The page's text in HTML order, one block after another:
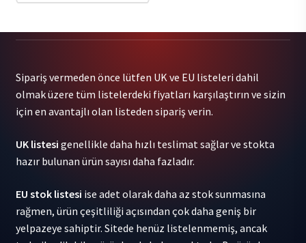
1LP
adet
Sipariş vermeden önce lütfen UK ve EU listeleri dahil
olmak üzere tüm listelerdeki fiyatları karşılaştırın ve sizin
için en avantajlı olan listeden sipariş verin.
UK listesi genellikle daha hızlı teslimat sağlar ve stokta
hazır bulunan ürün sayısı daha fazladır.
EU stok listesi ise adet olarak daha az stok sunmasına
rağmen, ürün çeşitliliği açısından çok daha geniş bir
yelpazeye sahiptir. Sitede henüz listelenmemiş, ancak